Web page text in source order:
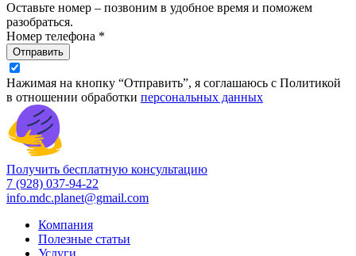
Оставьте номер – позвоним в удобное время и поможем
разобраться.
Номер телефона *
Отправить
Нажимая на кнопку “Отправить”, я соглашаюсь с Политикой
в отношении обработки персональных данных
Получить бесплатную консультацию
7 (928) 037-94-22
info.mdc.planet@gmail.com
Компания
Полезные статьи